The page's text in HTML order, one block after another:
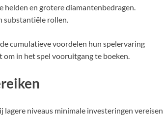
en grotere diamantenbedragen.
substantiële rollen.
cumulatieve voordelen hun spelervaring
in het spel vooruitgang te boeken.
niveaus minimale investeringen vereisen